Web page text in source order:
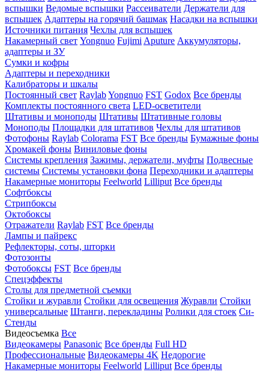
вспышки Ведомые вспышки Рассеиватели Держатели для
вспышек Адаптеры на горячий башмак Насадки на вспышки
Источники питания Чехлы для вспышек
Накамерный свет Yongnuo Fujimi Aputure Аккумуляторы,
адаптеры и ЗУ
Сумки и кофры
Адаптеры и переходники
Калибраторы и шкалы
Постоянный свет RaylabYongnuo FST Godox Все бренды
Комплекты постоянного света LED-осветители
Штативы и моноподы Штативы Штативные головы
Моноподы Площадки для штативов Чехлы для штативов
Фотофоны Raylab Colorama FST Все бренды Бумажные фоны
Хромакей фоны Виниловые фоны
Системы крепления Зажимы, держатели, муфты Подвесные
системы Системы установки фона Переходники и адаптеры
Накамерные мониторы Feelworld Lilliput Все бренды
Софтбоксы
Стрипбоксы
Октобоксы
Отражатели Raylab FST Все бренды
Лампы и пайрекс
Рефлекторы, соты, шторки
Фотозонты
Фотобоксы FST Все бренды
Спецэффекты
Столы для предметной съемки
Стойки и журавли Стойки для освещения Журавли Стойки
универсальные Штанги, перекладины Ролики для стоек Си-
Стенды
Видеосъемка Все
Видеокамеры Panasonic Все бренды Full HD
Профессиональные Видеокамеры 4K Недорогие
Накамерные мониторы Feelworld Lilliput Все бренды